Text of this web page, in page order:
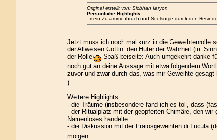
Original erstellt von: Siobhan Ilaryon
Persönliche Highlights:
- mein Zusammenbruch und Seelsorge durch den
Jetzt muss ich noch mal kurz in die Geweihtenrolle
der Allweisen Göttin, den Hüter der Wahrheit (im
der Rolle)
Spaß beiseite: Auch umgekehrt danke
noch gut an deine Aussage mit etwa folgendem
zuvor und zwar durch das, was mir Geweihte
)
Weitere Highlights:
- die Träume (insbesondere fand ich es toll, dass
- der Ritualplatz mit der geopferten Chimäre, den
Namenloses handelte
- die Diskussion mit der Praiosgeweihten di Lucula
morgen